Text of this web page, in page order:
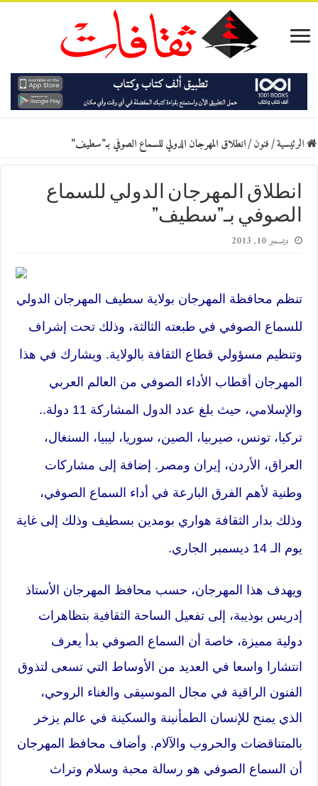
الرئيسية/فنون/انطلاق المهرجان الدولي للسماع الصوفي بـ”سطيف”
انطلاق المهرجان الدولي للسماع
الصوفي بـ”سطيف”
ديسمبر 10, 2013
تنظم محافظة المهرجان بولاية سطيف المهرجان الدولي
للسماع الصوفي في طبعته الثالثة، وذلك تحت إشراف
وتنظيم مسؤولي قطاع الثقافة بالولاية. ويشارك في هذا
المهرجان أقطاب الأداء الصوفي من العالم العربي
والإسلامي، حيث بلغ عدد الدول المشاركة 11 دولة..
تركيا، تونس، صيربيا، الصين، سوريا، ليبيا، السنغال،
العراق، الأردن، إيران ومصر. إضافة إلى مشاركات
وطنية لأهم الفرق البارعة في أداء السماع الصوفي،
وذلك بدار الثقافة هواري بومدين بسطيف وذلك إلى غاية
يوم الـ 14 ديسمبر الجاري.
ويهدف هذا المهرجان، حسب محافظ المهرجان الأستاذ
إدريس بوذيبة، إلى تفعيل الساحة الثقافية بتظاهرات
دولية مميزة، خاصة أن السماع الصوفي بدأ يعرف
انتشارا واسعا في العديد من الأوساط التي تسعى لتذوق
الفنون الراقية في مجال الموسيقى والغناء الروحي،
الذي يمنح للإنسان الطمأنينة والسكينة في عالم يزخر
بالمتناقضات والحروب والآلام. وأضاف محافظ المهرجان
أن السماع الصوفي هو رسالة محبة وسلام وتراث